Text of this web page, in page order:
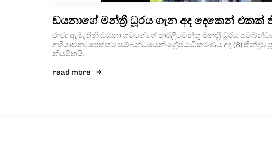
ඩයනාගේ මන්ත්‍රී ධූරය ගැන අද දෙකෙන්
රාජ්‍ය ඇමැතිනි ඩයනා ගමගේගේ පාර්ලිමේන්තු මන්ත්‍රී ධූරය
අභියාචනා පෙත්සම සම්බන්ධයෙන් ශ්‍රේෂ්ඨාධිකරණය අද (8) තීන්දුව
නියමිතයි.
read more